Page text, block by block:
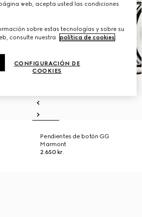
Pendientes de botón GG
Marmont
2.650 kr.
web, acepta usted las condiciones
sobre estas tecnologías y sobre su
consulte nuestra
política de cookies.
CONFIGURACIÓN DE
COOKIES